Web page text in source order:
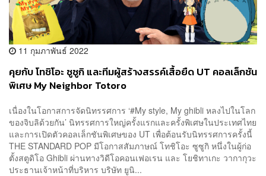
11 กุมภาพันธ์ 2022
คุยกับ โทชิโอะ ซูซูกิ และทีมผู้สร้างสรรค์เสื้อยืด UT คอลเล็กชัน
พิเศษ My Neighbor Totoro
เนื่องในโอกาสการจัดนิทรรศการ ‘#My style, My ghibli หลงไปในโลก
ของจิบลิด้วยกัน’ นิทรรศการใหญ่ครั้งแรกและครั้งพิเศษในประเทศไทย
และการเปิดตัวคอลเล็กชันพิเศษของ UT เพื่อต้อนรับนิทรรศการครั้งนี้
THE STANDARD POP มีโอกาสสัมภาษณ์ โทชิโอะ ซูซูกิ หนึ่งในผู้ก่อ
ตั้งสตูดิโอ Ghibli ผ่านทางวิดีโอคอนเฟอเรน และ โยชิทาเกะ วากากุวะ
ประธานเจ้าหน้าที่บริหาร บริษัท ยูนิ...